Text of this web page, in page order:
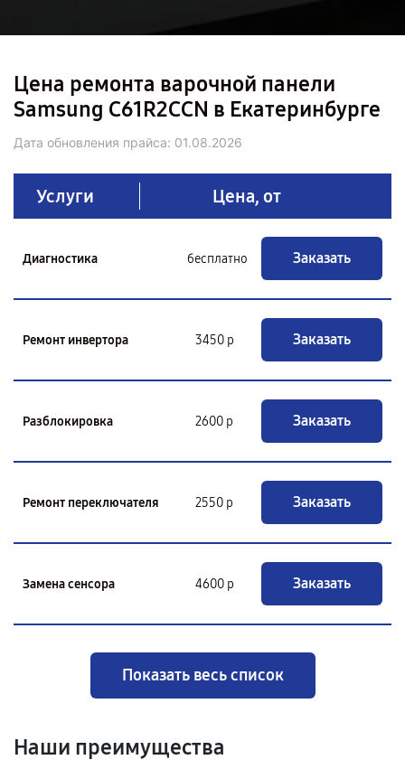
Цена ремонта варочной панели
Samsung C61R2CCN в Екатеринбурге
Дата обновления прайса: 01.08.2026
Услуги Цена, от
Диагностика бесплатно Заказать
Ремонт инвертора 3450 р Заказать
Разблокировка 2600 р Заказать
Ремонт переключателя 2550 р Заказать
Замена сенсора 4600 р Заказать
Показать весь список
Наши преимущества